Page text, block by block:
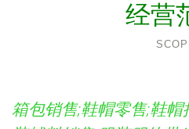
经营
箱包销售;鞋帽零售;鞋